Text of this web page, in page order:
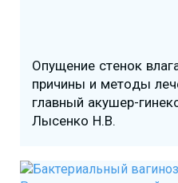
Опущение стенок
причины и методы
главный акушер-
Лысенко Н.В.